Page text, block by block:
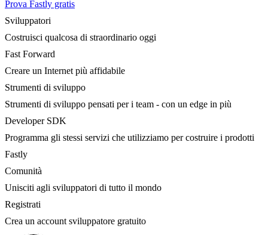
Prova Fastly gratis
Sviluppatori
Costruisci qualcosa di straordinario oggi
Fast Forward
Creare un Internet più affidabile
Strumenti di sviluppo
Strumenti di sviluppo pensati per i team - con un edge in più
Developer SDK
Programma gli stessi servizi che utilizziamo per costruire i prodotti
Fastly
Comunità
Unisciti agli sviluppatori di tutto il mondo
Registrati
Crea un account sviluppatore gratuito